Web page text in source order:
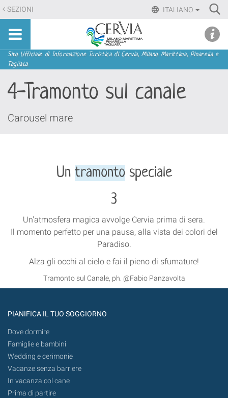
Salta
ai
contenuti.
Salta
alla
navigazione
ITALIANO
SEZIONI
Sito
turistico
ufficiale
Milano
Marittima,
Sezioni
Sito Ufficiale di Informazione Turistica di Cervia, Milano Marittima, Pinarella e
Tagliata
4-Tramonto sul canale
Carousel mare
Un tramontospeciale
3
Un'atmosfera magica avvolge Cervia prima di sera.
Il momento perfetto per una pausa, alla vista dei colori del
Paradiso.
Alza gli occhi al cielo e fai il pieno di sfumature!
Tramonto sul Canale, ph. @Fabio Panzavolta
PIANIFICA IL TUO SOGGIORNO
Dove dormire
Famiglie e bambini
Wedding e cerimonie
Vacanze senza barriere
In vacanza col cane
Prima di partire
menu